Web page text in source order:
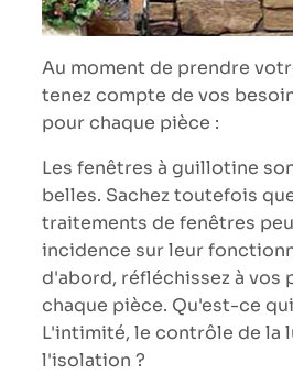
Au moment de prendre
tenez compte de vos
pour chaque pièce :
Les fenêtres à guillotine
belles. Sachez toutefois
traitements de fenêtres
incidence sur leur
d'abord, réfléchissez à vos
chaque pièce. Qu'est-ce
L'intimité, le contrôle de la
l'isolation ?